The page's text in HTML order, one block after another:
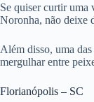
Se quiser curtir uma
Noronha, não deixe
Além disso, uma
mergulhar entre
Florianópolis – SC